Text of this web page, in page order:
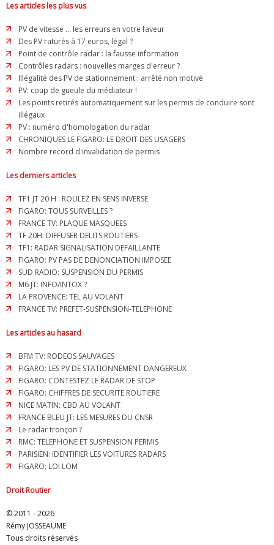
Les articles les plus vus
PV de vitesse ... les erreurs en votre faveur
Des PV raturés à 17 euros, légal ?
Point de contrôle radar : la fausse information
Contrôles radars : nouvelles marges d'erreur ?
Illégalité des PV de stationnement : arrêté non motivé
PV: coup de gueule du médiateur !
Les points retirés automatiquement sur les permis de conduire sont
illégaux
PV : numéro d'homologation du radar
CHRONIQUES LE FIGARO: LE DROIT DES USAGERS
Nombre record d'invalidation de permis
Les derniers articles
TF1 JT 20 H : ROULEZ EN SENS INVERSE
FIGARO: TOUS SURVEILLES ?
FRANCE TV: PLAQUE MASQUEES
TF 20H: DIFFUSER DELITS ROUTIERS
TF1: RADAR SIGNALISATION DEFAILLANTE
FIGARO: PV PAS DE DENONCIATION IMPOSEE
SUD RADIO: SUSPENSION DU PERMIS
M6 JT: INFO/INTOX ?
LA PROVENCE: TEL AU VOLANT
FRANCE TV: PREFET-SUSPENSION-TELEPHONE
Les articles au hasard
BFM TV: RODEOS SAUVAGES
FIGARO: LES PV DE STATIONNEMENT DANGEREUX
FIGARO: CONTESTEZ LE RADAR DE STOP
FIGARO: CHIFFRES DE SECURITE ROUTIERE
NICE MATIN: CBD AU VOLANT
FRANCE BLEU JT: LES MESURES DU CNSR
Le radar tronçon ?
RMC: TELEPHONE ET SUSPENSION PERMIS
PARISIEN: IDENTIFIER LES VOITURES RADARS
FIGARO: LOI LOM
Droit Routier
© 2011 - 2026
Rémy JOSSEAUME
Tous droits réservés